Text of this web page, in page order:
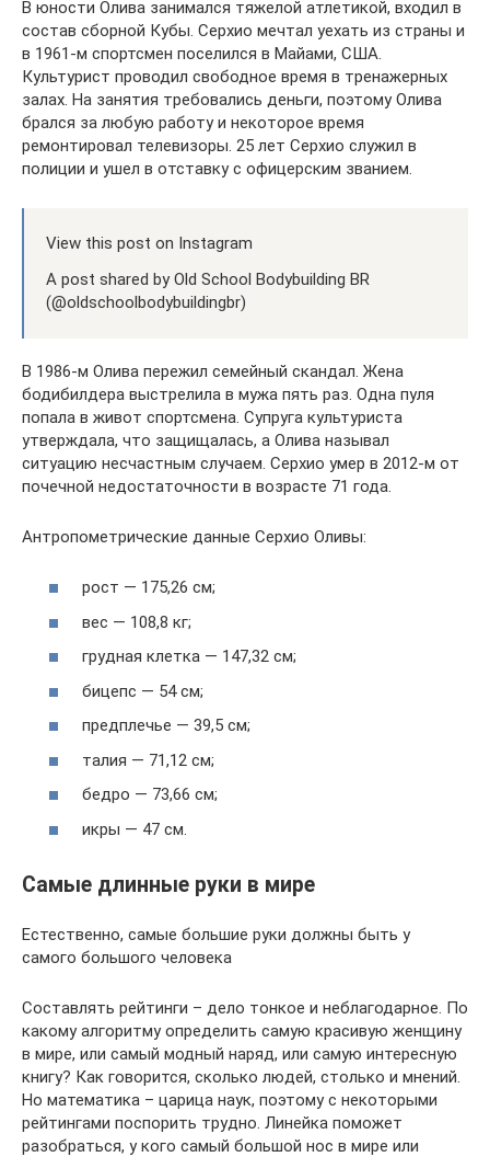
В юности Олива занимался тяжелой атлетикой, входил в
состав сборной Кубы. Серхио мечтал уехать из страны и
в 1961-м спортсмен поселился в Майами, США.
Культурист проводил свободное время в тренажерных
залах. На занятия требовались деньги, поэтому Олива
брался за любую работу и некоторое время
ремонтировал телевизоры. 25 лет Серхио служил в
полиции и ушел в отставку с офицерским званием.
View this post on Instagram
A post shared by Old School Bodybuilding BR
(@oldschoolbodybuildingbr)
В 1986-м Олива пережил семейный скандал. Жена
бодибилдера выстрелила в мужа пять раз. Одна пуля
попала в живот спортсмена. Супруга культуриста
утверждала, что защищалась, а Олива называл
ситуацию несчастным случаем. Серхио умер в 2012-м от
почечной недостаточности в возрасте 71 года.
Антропометрические данные Серхио Оливы:
рост — 175,26 см;
вес — 108,8 кг;
грудная клетка — 147,32 см;
бицепс — 54 см;
предплечье — 39,5 см;
талия — 71,12 см;
бедро — 73,66 см;
икры — 47 см.
Самые длинные руки в мире
Естественно, самые большие руки должны быть у
самого большого человека
Составлять рейтинги – дело тонкое и неблагодарное. По
какому алгоритму определить самую красивую женщину
в мире, или самый модный наряд, или самую интересную
книгу? Как говорится, сколько людей, столько и мнений.
Но математика – царица наук, поэтому с некоторыми
рейтингами поспорить трудно. Линейка поможет
разобраться, у кого самый большой нос в мире или